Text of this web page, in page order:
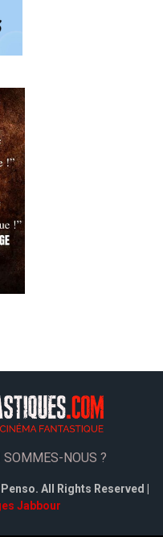
SOMMES-NOUS ?
All Rights Reserved |
Jabbour